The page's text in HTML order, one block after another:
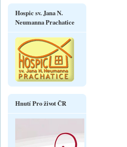
Hospic sv. Jana N.
Neumanna Prachatice
Hnutí Pro život ČR